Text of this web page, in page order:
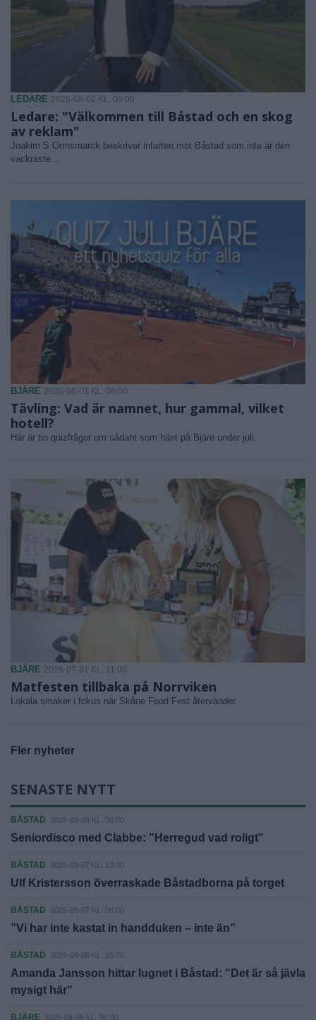
LEDARE 2026-08-02 KL. 06:00
Ledare: "Välkommen till Båstad och en skog
av reklam"
Joakim S Ormsmarck beskriver infarten mot Båstad som inte är den
vackraste...
BJÄRE 2026-08-01 KL. 06:00
Tävling: Vad är namnet, hur gammal, vilket
hotell?
Här är tio quizfrågor om sådant som hänt på Bjäre under juli.
BJÄRE 2026-07-31 KL. 11:00
Matfesten tillbaka på Norrviken
Lokala smaker i fokus när Skåne Food Fest återvänder
Fler nyheter
SENASTE NYTT
BÅSTAD 2026-08-08 KL. 06:00
Seniordisco med Clabbe: "Herregud vad roligt"
BÅSTAD 2026-08-07 KL. 13:00
Ulf Kristersson överraskade Båstadborna på torget
BÅSTAD 2026-08-07 KL. 06:00
”Vi har inte kastat in handduken – inte än”
BÅSTAD 2026-08-06 KL. 15:00
Amanda Jansson hittar lugnet i Båstad: "Det är så jävla
mysigt här"
BJÄRE 2026-08-06 KL. 06:00